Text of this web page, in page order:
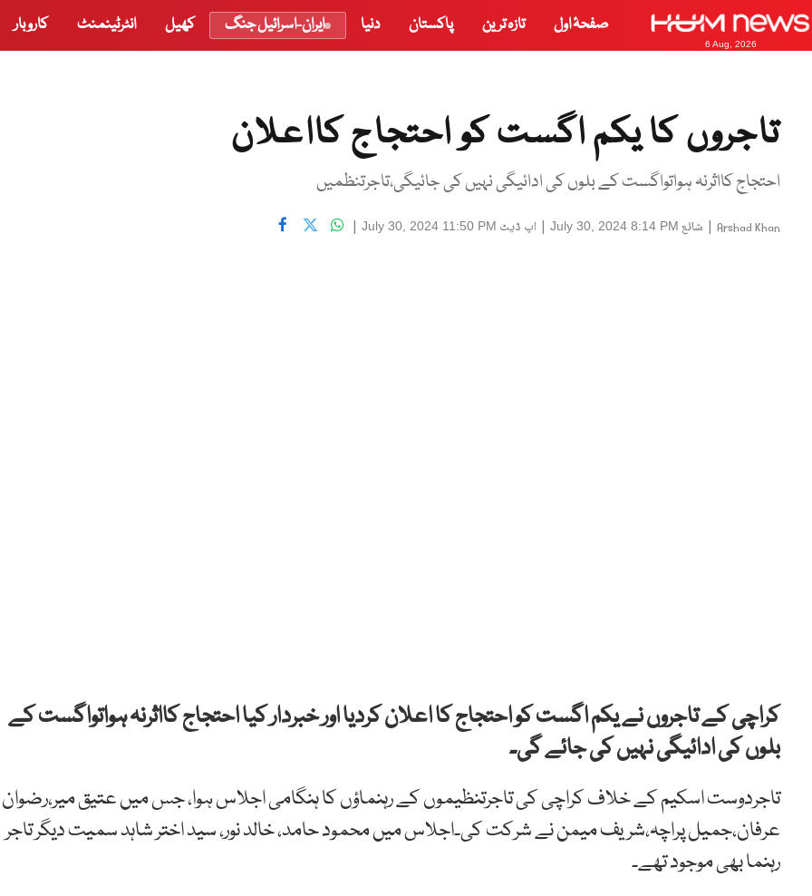
6 Aug, 2026
صفحۂ اول تازہ ترین پاکستان دنیا ایران-اسرائیل جنگ کھیل انٹرٹینمنٹ کاروبار
تاجروں کا یکم اگست کو احتجاج کااعلان
احتجاج کااثرنہ ہواتواگست کے بلوں کی ادائیگی نہیں کی جائیگی،تاجرتنظمیں
Arshad Khan
| شائع July 30, 2024 8:14 PM
| اپ ڈیٹ July 30, 2024 11:50 PM
|
کراچی کے تاجروں نے یکم اگست کو احتجاج کا اعلان کردیا اور خبردار کیا احتجاج کااثرنہ ہواتواگست کے
بلوں کی ادائیگی نہیں کی جائے گی۔
تاجردوست اسکیم کے خلاف کراچی کی تاجرتنظیموں کے رہنماؤں کا ہنگامی اجلاس ہوا، جس میں عتیق میر،رضوان
عرفان،جمیل پراچہ،شریف میمن نے شرکت کی۔اجلاس میں محمود حامد، خالد نور، سید اختر شاہد سمیت دیگر تاجر
رہنما بھی موجود تھے۔